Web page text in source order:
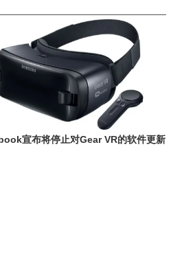
宣布将停止对Gear VR的软件更新